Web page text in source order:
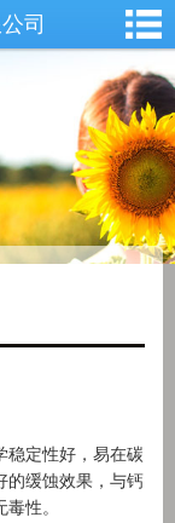
司
稳定性好，易在碳
的缓蚀效果，与钙
性。